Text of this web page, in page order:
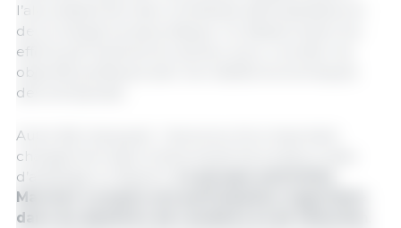
l’alourdissement des contraintes administratives et
de la charge bureaucratique. Ce débat illustre les
efforts permanents du secteur pour concilier les
objectifs politiques avec les réalités économiques
des entreprises.
Autre fait marquant : l’annonce d’un important
changement dans l’actionnariat de plusieurs sites
d’abattage en Bavière.
Marcher a acquis une participation majoritaire
dans les abattoirs de Landshut et de Vilshofen